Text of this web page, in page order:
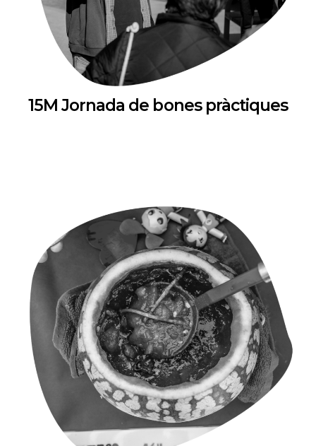
15M Jornada de bones pràctiques